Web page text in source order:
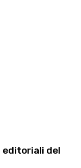
editoriali del